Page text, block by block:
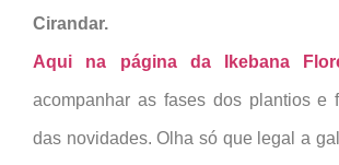
Cirandar.
Aqui na página da Ikebana
acompanhar as fases dos plantios e
das novidades. Olha só que legal a